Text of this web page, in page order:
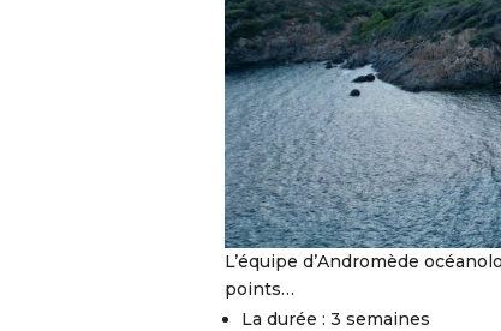
L’équipe d’Andromède
points…
La durée : 3 semaines